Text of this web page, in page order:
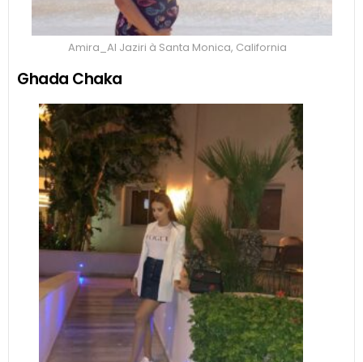
Amira_Al Jaziri à Santa Monica, California
Ghada Chaka